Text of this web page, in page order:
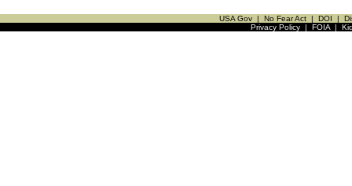
USA Gov | No Fear Act | DOI |
Privacy Policy| FOIA|